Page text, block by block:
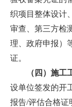
织项目整体设计
审查、第三方检
理、政府申报）
证。
（四）施工
设单位签发的开
报告/评估合格证